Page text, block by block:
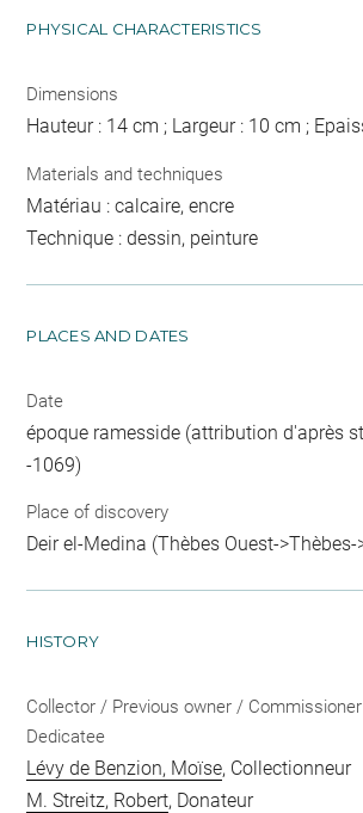
PHYSICAL CHARACTERISTICS
Dimensions
Hauteur : 14 cm ; Largeur : 10 cm ;
Materials and techniques
Matériau : calcaire, encre
Technique : dessin, peinture
PLACES AND DATES
Date
époque ramesside (attribution d'après
-1069)
Place of discovery
Deir el-Medina (Thèbes Ouest-
HISTORY
Collector / Previous owner /
Dedicatee
Lévy de Benzion, Moïse, Collectionneur
M. Streitz, Robert, Donateur